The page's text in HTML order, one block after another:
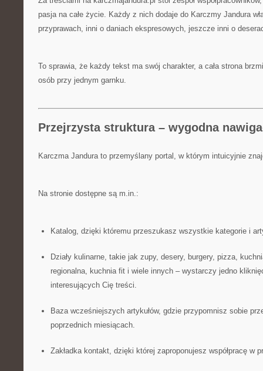
pasja na całe życie. Każdy z nich dodaje do Karczmy Jandura
przyprawach, inni o daniach ekspresowych, jeszcze inni o
To sprawia, że każdy tekst ma swój charakter, a cała strona
osób przy jednym garnku.
Przejrzysta struktura – wygodna
Karczma Jandura to przemyślany portal, w którym intuicyjnie
Na stronie dostępne są m.in.:
Katalog, dzięki któremu przeszukasz wszystkie kategorie i
Działy kulinarne, takie jak zupy, desery, burgery, pizza,
regionalna, kuchnia fit i wiele innych – wystarczy jedno
interesujących Cię treści.
Baza wcześniejszych artykułów, gdzie przypomnisz sobie
poprzednich miesiącach.
Zakładka kontakt, dzięki której zaproponujesz współpracę w